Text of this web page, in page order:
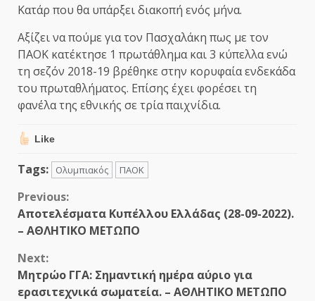
Κατάρ που θα υπάρξει διακοπή ενός μήνα.
Αξίζει να πούμε για τον Πασχαλάκη πως με τον
ΠΑΟΚ κατέκτησε 1 πρωτάθλημα και 3 κύπελλα ενώ
τη σεζόν 2018-19 βρέθηκε στην κορυφαία ενδεκάδα
του πρωταθλήματος. Επίσης έχει φορέσει τη
φανέλα της εθνικής σε τρία παιχνίδια.
Like
Tags: Ολυμπιακός ΠΑΟΚ
Continue
Reading
Previous:
Αποτελέσματα Κυπέλλου Ελλάδας (28-09-2022).
– ΑΘΛΗΤΙΚΟ ΜΕΤΩΠΟ
Next:
Μητρώο ΓΓΑ: Σημαντική ημέρα αύριο για
ερασιτεχνικά σωματεία. – ΑΘΛΗΤΙΚΟ ΜΕΤΩΠΟ